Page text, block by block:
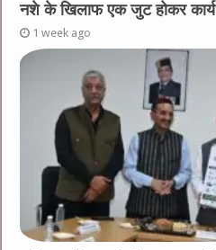
नशे के खिलाफ एक जुट होकर कार्य
1 week ago